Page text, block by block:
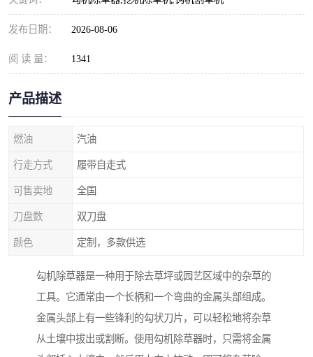
发布日期： 2026-08-06
阅 读 量： 1341
产品描述
燃油 汽油
行走方式 履带自走式
可售卖地 全国
刀盘数 双刀盘
颜色 定制，多款供选
勾机除草器是一种用于除去草坪或园艺区域中的杂草的
工具。它通常由一个长柄和一个弯曲的金属头部组成。
金属头部上有一些锋利的勾状刀片，可以轻松地将杂草
从土壤中拔出或割断。使用勾机除草器时，只需将金属